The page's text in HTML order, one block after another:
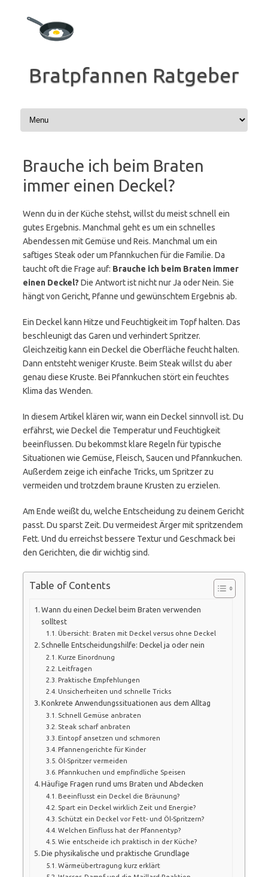
springen
Bratpfannen Ratgeber
Brauche ich beim Braten
immer einen Deckel?
Wenn du in der Küche stehst, willst du meist schnell ein
gutes Ergebnis. Manchmal geht es um ein schnelles
Abendessen mit Gemüse und Reis. Manchmal um ein
saftiges Steak oder um Pfannkuchen für die Familie. Da
taucht oft die Frage auf: Brauche ich beim Braten immer
einen Deckel? Die Antwort ist nicht nur Ja oder Nein. Sie
hängt von Gericht, Pfanne und gewünschtem Ergebnis ab.
Ein Deckel kann Hitze und Feuchtigkeit im Topf halten. Das
beschleunigt das Garen und verhindert Spritzer.
Gleichzeitig kann ein Deckel die Oberfläche feucht halten.
Dann entsteht weniger Kruste. Beim Steak willst du aber
genau diese Kruste. Bei Pfannkuchen stört ein feuchtes
Klima das Wenden.
In diesem Artikel klären wir, wann ein Deckel sinnvoll ist. Du
erfährst, wie Deckel die Temperatur und Feuchtigkeit
beeinflussen. Du bekommst klare Regeln für typische
Situationen wie Gemüse, Fleisch, Saucen und Pfannkuchen.
Außerdem zeige ich einfache Tricks, um Spritzer zu
vermeiden und trotzdem braune Krusten zu erzielen.
Am Ende weißt du, welche Entscheidung zu deinem Gericht
passt. Du sparst Zeit. Du vermeidest Ärger mit spritzendem
Fett. Und du erreichst bessere Textur und Geschmack bei
den Gerichten, die dir wichtig sind.
Table of Contents
Wann du einen Deckel beim Braten verwenden
solltest
Übersicht: Braten mit Deckel versus ohne Deckel
Schnelle Entscheidungshilfe: Deckel ja oder nein
Kurze Einordnung
Leitfragen
Praktische Empfehlungen
Unsicherheiten und schnelle Tricks
Konkrete Anwendungssituationen aus dem Alltag
Schnell Gemüse anbraten
Steak scharf anbraten
Eintopf ansetzen und schmoren
Pfannengerichte für Kinder
Öl-Spritzer vermeiden
Pfannkuchen und empfindliche Speisen
Häufige Fragen rund ums Braten und Abdecken
Beeinflusst ein Deckel die Bräunung?
Spart ein Deckel wirklich Zeit und Energie?
Schützt ein Deckel vor Fett- und Öl-Spritzern?
Welchen Einfluss hat der Pfannentyp?
Wie entscheide ich praktisch in der Küche?
Die physikalische und praktische Grundlage
Wärmeübertragung kurz erklärt